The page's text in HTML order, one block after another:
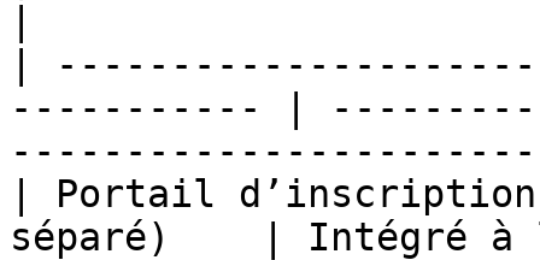
|
----------- |
| Portail
séparé)    | Intégré à